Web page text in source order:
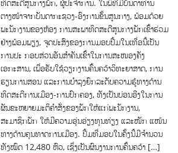
ທິດສະດີສູນກາງພັກ, ຜູ້ປະຈໍາການ. ໃນພິທີມີບັນດາທ່ານ
ຕາງໜ້າຈາກບັນດາກະຊວງ-ອົງການຂັ້ນສູນກາງ, ພ້ອມດ້ວຍ
ພະນັກງານຂອງຫ້ອງ ການສະພາທິດສະດີສູນກາງພັກເຂົ້າຮ່ວມ
ຢ່າງພ້ອມພຽງ, ຈຸດປະສົງຂອງການມອບປື້ມໃນເທື່ອນີ້ເປັນ
ການປະ ກອບສ່ວນອັນສໍາຄັນເຂົ້າໃນການສະໜອງຄັງ
ເອກະສານ, ເພື່ອຮັບໃຊ້ວຽກງານຄົ້ນຄວ້າວິທະຍາສາດ, ການ
ຮຽນການສອນ ແລະການບໍາລຸງຍົກລະດັບຄວາມຮູ້ທາງດ້ານ
ທິດສະດີການເມືອງ-ການປົກຄອງ, ທັງເປັນບ່ອນອີງໃນການ
ຜັນຂະຫຍາຍມະຕິຄໍາສັ່ງຂອງພັກໃຫ້ແກ່ພະນັກງານ,
ສະມາຊິກພັກ ໃຫ້ມີຄວາມອຸ່ນອ່ຽງທຸນທ່ຽງ ແລະໜັກ ແໜ້ນ
ທາງດ້ານຄຸນທາດການເມືອງ. ປື້ມທີ່ມອບໃນຄັ້ງນີ້ມີຈໍານວນ
ທັງໝົດ 12,480 ຫົວ, ເຊິ່ງເປັນຜົນງານການຄົ້ນຄວ້າ […]